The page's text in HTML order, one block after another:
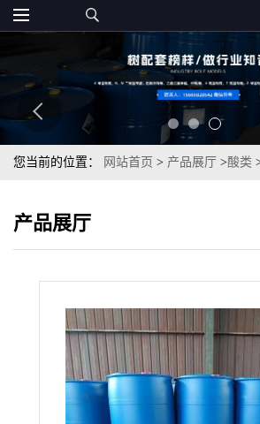
您当前的位置： 网站首页 > 产品展厅 >酸类
产品展厅